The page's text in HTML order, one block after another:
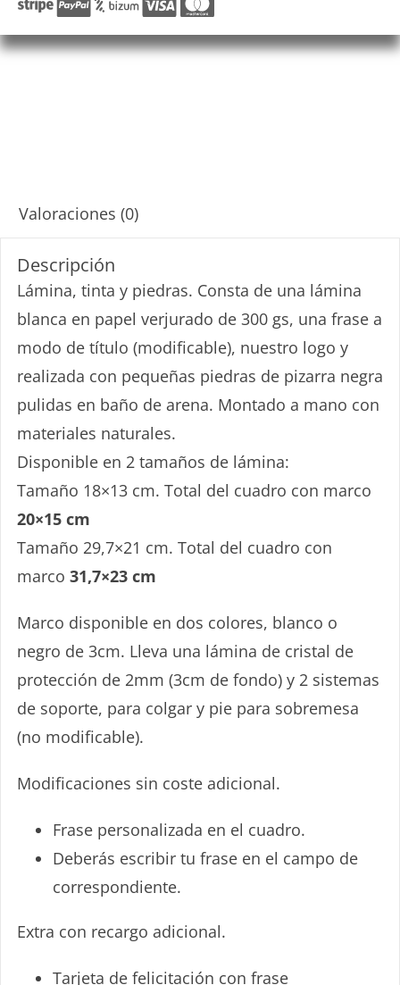
Valoraciones (0)
Descripción
Lámina, tinta y piedras. Consta de una lámina
blanca en papel verjurado de 300 gs, una frase a
modo de título (modificable), nuestro logo y
realizada con pequeñas piedras de pizarra negra
pulidas en baño de arena. Montado a mano con
materiales naturales.
Disponible en 2 tamaños de lámina:
Tamaño 18×13 cm. Total del cuadro con marco
20×15 cm
Tamaño 29,7×21 cm. Total del cuadro con
marco 31,7×23 cm
Marco disponible en dos colores, blanco o
negro de 3cm. Lleva una lámina de cristal de
protección de 2mm (3cm de fondo) y 2 sistemas
de soporte, para colgar y pie para sobremesa
(no modificable).
Modificaciones sin coste adicional.
Frase personalizada en el cuadro.
Deberás escribir tu frase en el campo de
correspondiente.
Extra con recargo adicional.
Tarjeta de felicitación con frase
¡IDEA!
¡REGALA TARJETAS CON PIEDRA!
35€/70€/105€